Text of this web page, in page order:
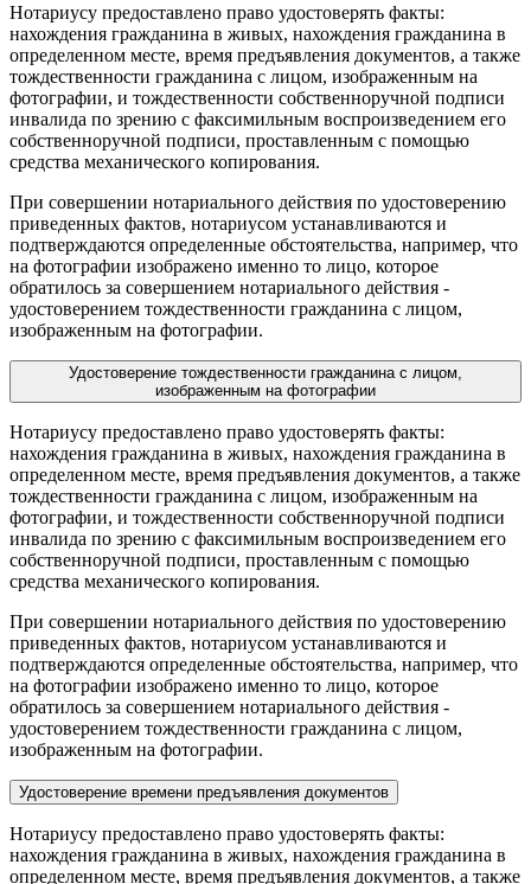
Нотариусу предоставлено право удостоверять факты:
нахождения гражданина в живых, нахождения гражданина в
определенном месте, время предъявления документов, а также
тождественности гражданина с лицом, изображенным на
фотографии, и тождественности собственноручной подписи
инвалида по зрению с факсимильным воспроизведением его
собственноручной подписи, проставленным с помощью
средства механического копирования.
При совершении нотариального действия по удостоверению
приведенных фактов, нотариусом устанавливаются и
подтверждаются определенные обстоятельства, например, что
на фотографии изображено именно то лицо, которое
обратилось за совершением нотариального действия -
удостоверением тождественности гражданина с лицом,
изображенным на фотографии.
Удостоверение тождественности гражданина с лицом,
изображенным на фотографии
Нотариусу предоставлено право удостоверять факты:
нахождения гражданина в живых, нахождения гражданина в
определенном месте, время предъявления документов, а также
тождественности гражданина с лицом, изображенным на
фотографии, и тождественности собственноручной подписи
инвалида по зрению с факсимильным воспроизведением его
собственноручной подписи, проставленным с помощью
средства механического копирования.
При совершении нотариального действия по удостоверению
приведенных фактов, нотариусом устанавливаются и
подтверждаются определенные обстоятельства, например, что
на фотографии изображено именно то лицо, которое
обратилось за совершением нотариального действия -
удостоверением тождественности гражданина с лицом,
изображенным на фотографии.
Удостоверение времени предъявления документов
Нотариусу предоставлено право удостоверять факты:
нахождения гражданина в живых, нахождения гражданина в
определенном месте, время предъявления документов, а также